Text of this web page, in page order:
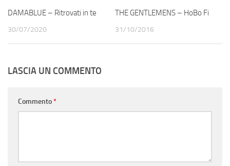
DAMABLUE – Ritrovati in te
30/07/2020
THE GENTLEMENS – HoBo Fi
31/10/2016
LASCIA UN COMMENTO
Commento*